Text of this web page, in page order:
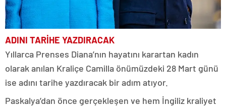
ADINI TARİHE YAZDIRACAK
Yıllarca Prenses Diana’nın hayatını karartan kadın
olarak anılan Kraliçe Camilla önümüzdeki 28 Mart günü
ise adını tarihe yazdıracak bir adım atıyor.
Paskalya’dan önce gerçekleşen ve hem İngiliz kraliyet